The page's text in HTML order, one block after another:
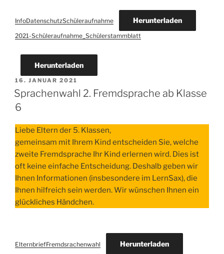
InfoDatenschutzSchüleraufnahme Herunterladen
2021-Schüleraufnahme_Schülerstammblatt
Herunterladen
VERÖFFENTLICHT
AM
16. JANUAR 2021
Sprachenwahl 2. Fremdsprache ab Klasse
6
Liebe Eltern der 5. Klassen,
gemeinsam mit Ihrem Kind entscheiden Sie, welche
zweite Fremdsprache Ihr Kind erlernen wird. Dies ist
oft keine einfache Entscheidung. Deshalb geben wir
Ihnen Informationen (insbesondere im LernSax), die
Ihnen hilfreich sein werden. Wir wünschen Ihnen ein
glückliches Händchen.
ElternbriefFremdsrachenwahl Herunterladen